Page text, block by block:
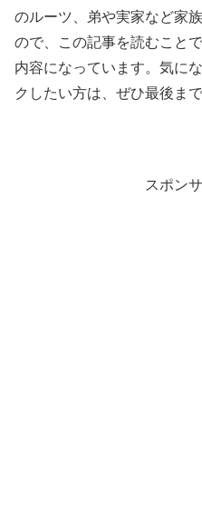
のルーツ、弟や実家など家
ので、この記事を読むこと
内容になっています。気に
クしたい方は、ぜひ最後ま
スポン